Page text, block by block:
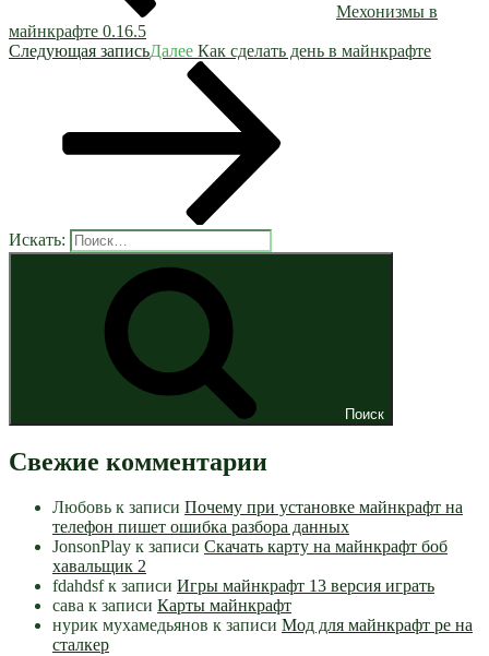
Мехонизмы в
майнкрафте 0.16.5
Следующая записьДалее Как сделать день в майнкрафте
Искать:
Поиск
Свежие комментарии
Любовь к записи Почему при установке майнкрафт на
телефон пишет ошибка разбора данных
JonsonPlay к записи Скачать карту на майнкрафт боб
хавальщик 2
fdahdsfк записи Игры майнкрафт 13 версия играть
сава к записи Карты майнкрафт
нурик мухамедьянов к записи Мод для майнкрафт pe на
сталкер